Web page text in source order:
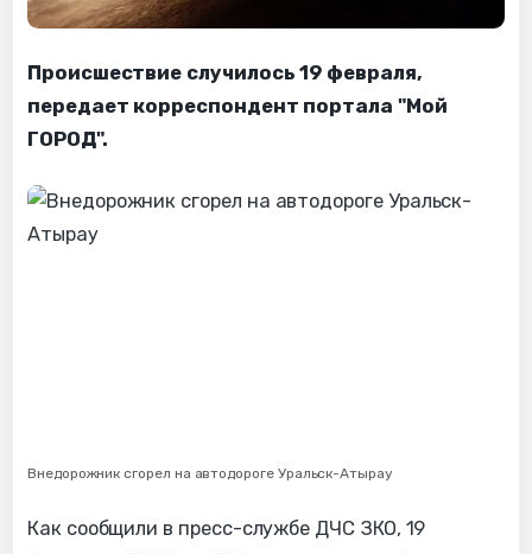
Происшествие случилось 19 февраля,
передает корреспондент портала "Мой
ГОРОД".
Внедорожник сгорел на автодороге Уральск-Атырау
Как сообщили в пресс-службе ДЧС ЗКО, 19